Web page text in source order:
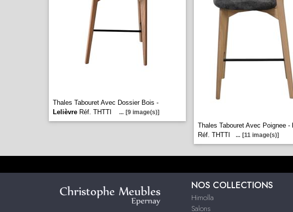
Thales Tabouret Avec Dossier Bois -
Lelièvre Réf. THTTI ... [9 image(s)]
Thales Tabouret Avec Poignee -
Réf. THTTI
... [11 image(s)]
NOS COLLECTIONS
Himolla
Salons